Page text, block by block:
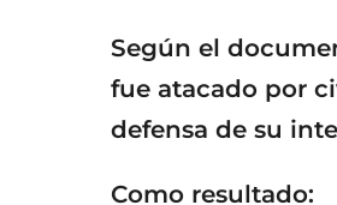
Según el
fue atacado por
defensa de su
Como resultado: